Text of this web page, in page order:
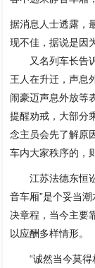
据消息人士透露，
现不佳，据说是因
又名列车长告诉
王人在升迁，声息
闹豪迈声息外放等
提醒劝戒，大部分
念主员会先了解原
车内大家秩序的，
江苏法德东恒讼
音车厢”是个妥当
决章程，当今主要
以应酬多样情形。
“诚然当今莫得